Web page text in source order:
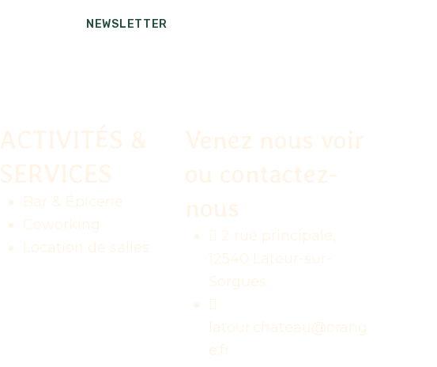
NEWSLETTER
ACTIVITÉS &
SERVICES
Bar & Épicerie
Coworking
Location de salles
Venez nous voir
ou contactez-
nous
2 rue principale,
12540 Latour-sur-
Sorgues
latour.chateau@orang
e.fr